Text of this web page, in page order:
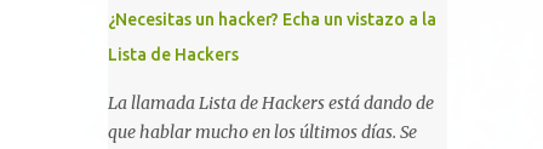
¿Necesitas un hacker? Echa un vistazo a la
Lista de Hackers
La llamada Lista de Hackers está dando de
que hablar mucho en los últimos días. Se